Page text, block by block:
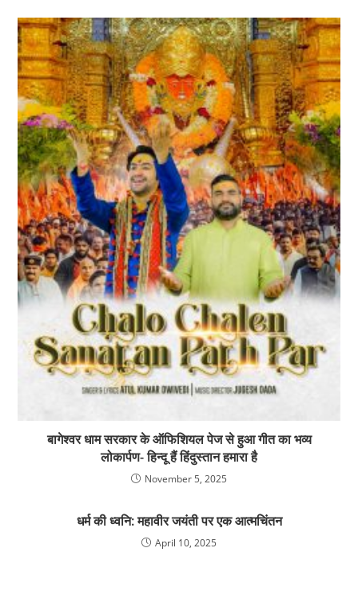
बागेश्वर धाम सरकार के ऑफिशियल पेज से हुआ गीत का भव्य
लोकार्पण- हिन्दू हैं हिंदुस्तान हमारा है
November 5, 2025
धर्म की ध्वनि: महावीर जयंती पर एक आत्मचिंतन
April 10, 2025